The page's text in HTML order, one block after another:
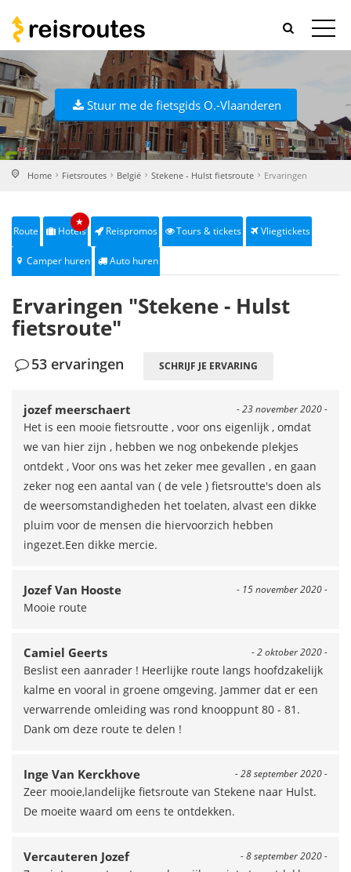
Stuur me de fietsgids O.-Vlaanderen
Home Fietsroutes België Stekene - Hulst fietsroute Ervaringen
Route Hotels
★
Reispromos Tours & tickets Vliegtickets
Camper huren Auto huren
Ervaringen "Stekene - Hulst
fietsroute"
53 ervaringen SCHRIJF JE ERVARING
- 23 november 2020 -
jozef meerschaert
Het is een mooie fietsroutte , voor ons eigenlijk , omdat
we van hier zijn , hebben we nog onbekende plekjes
ontdekt , Voor ons was het zeker mee gevallen , en gaan
zeker nog een aantal van ( de vele ) fietsroutte's doen als
de weersomstandigheden het toelaten, alvast een dikke
pluim voor de mensen die hiervoorzich hebben
ingezet.Een dikke mercie.
- 15 november 2020 -
Jozef Van Hooste
Mooie route
- 2 oktober 2020 -
Camiel Geerts
Beslist een aanrader ! Heerlijke route langs hoofdzakelijk
kalme en vooral in groene omgeving. Jammer dat er een
verwarrende omleiding was rond knooppunt 80 - 81.
Dank om deze route te delen !
- 28 september 2020 -
Inge Van Kerckhove
Zeer mooie,landelijke fietsroute van Stekene naar Hulst.
De moeite waard om eens te ontdekken.
- 8 september 2020 -
Vercauteren Jozef